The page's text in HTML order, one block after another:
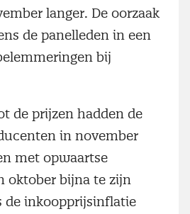
langer. De oorzaak
de panelleden in een
bij
de prijzen hadden de
in november
met opwaartse
oktober bijna te zijn
de inkoopprijsinflatie